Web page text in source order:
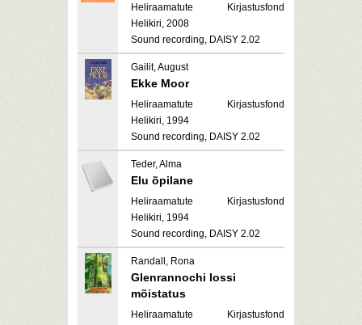
Heliraamatute Kirjastusfond
Helikiri, 2008
Sound recording, DAISY 2.02
Gailit, August
Ekke Moor
Heliraamatute Kirjastusfond
Helikiri, 1994
Sound recording, DAISY 2.02
Teder, Alma
Elu õpilane
Heliraamatute Kirjastusfond
Helikiri, 1994
Sound recording, DAISY 2.02
Randall, Rona
Glenrannochi lossi
mõistatus
Heliraamatute Kirjastusfond